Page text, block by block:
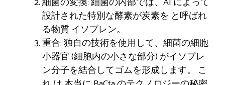
設計された特別な酵素が炭素を と呼ばれ
る物質 イソプレン。
重合: 独自の技術を使用して、細菌の細胞
小器官 (細胞内の小さな部分) がイソプレ
ン分子を結合してゴムを形成します。 こ